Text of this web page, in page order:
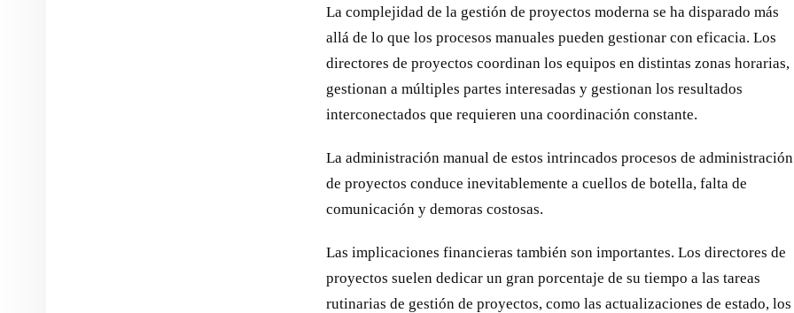
La complejidad de la gestión de proyectos moderna se ha disparado más
allá de lo que los procesos manuales pueden gestionar con eficacia. Los
directores de proyectos coordinan los equipos en distintas zonas horarias,
gestionan a múltiples partes interesadas y gestionan los resultados
interconectados que requieren una coordinación constante.
La administración manual de estos intrincados procesos de administración
de proyectos conduce inevitablemente a cuellos de botella, falta de
comunicación y demoras costosas.
Las implicaciones financieras también son importantes. Los directores de
proyectos suelen dedicar un gran porcentaje de su tiempo a las tareas
rutinarias de gestión de proyectos, como las actualizaciones de estado, los